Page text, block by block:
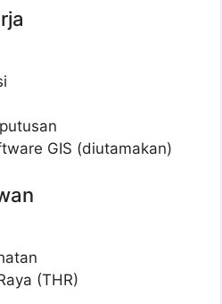
GIS (diutamakan)
(THR)